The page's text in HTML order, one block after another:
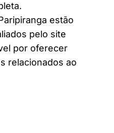
estão
pelo site
por oferecer
relacionados ao